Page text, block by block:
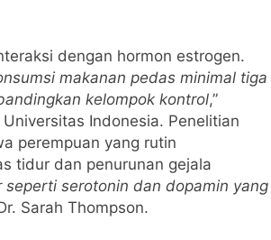
dengan hormon estrogen.
makanan pedas minimal tiga
kelompok kontrol,”
Indonesia. Penelitian
perempuan yang rutin
tidur dan penurunan gejala
serotonin dan dopamin yang
Sarah Thompson.